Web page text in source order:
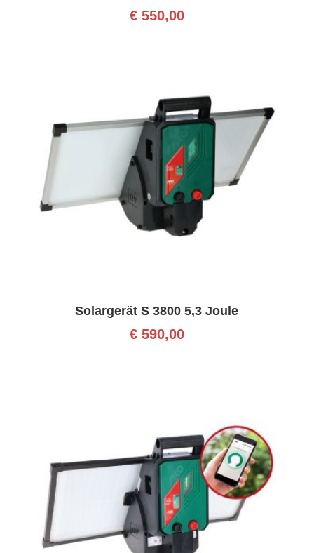
€550,00
Solargerät S 3800 5,3 Joule
€590,00